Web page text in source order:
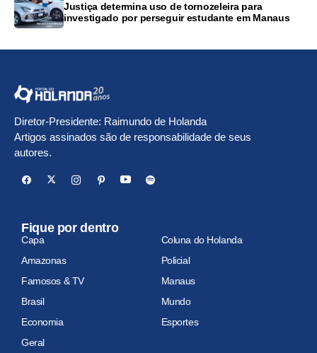
Justiça determina uso de tornozeleira para
investigado por perseguir estudante em Manaus
Diretor-Presidente: Raimundo de Holanda
Artigos assinados são de responsabilidade de seus
autores.
Fique por dentro
Capa
Coluna do Holanda
Amazonas
Policial
Famosos & TV
Manaus
Brasil
Mundo
Economia
Esportes
Geral